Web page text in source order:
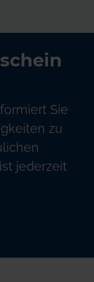
Sie
zu
jederzeit